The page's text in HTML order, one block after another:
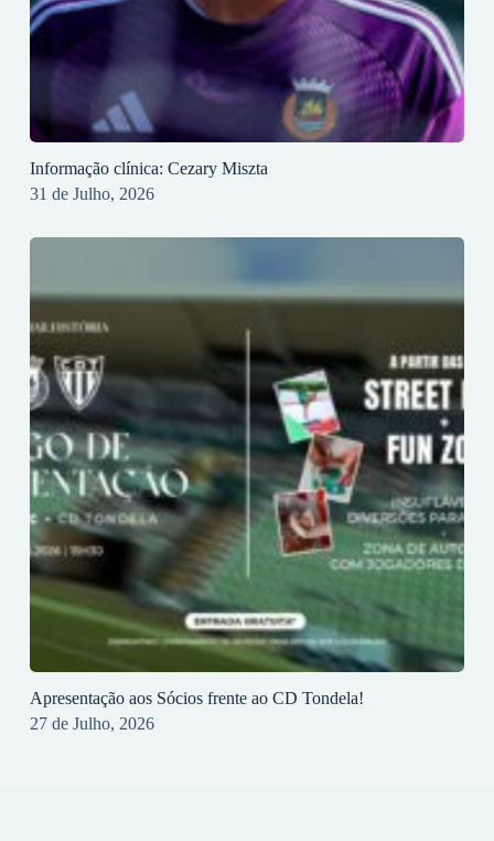
Informação clínica: Cezary Miszta
31 de Julho, 2026
Apresentação aos Sócios frente ao CD Tondela!
27 de Julho, 2026